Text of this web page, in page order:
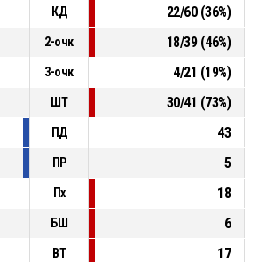
, втрата під час контролю
Фол4
00:43
Спірний
КД 22/60(36%)
2-очк 18/39(46%)
3-очк 4/21 (19%)
ШТ 30/41 (73%)
ПД
43
ПР
5
Пх
18
БШ
6
ВТ
17